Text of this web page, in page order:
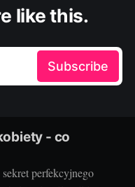
like this.
Subscribe
- co
perfekcyjnego